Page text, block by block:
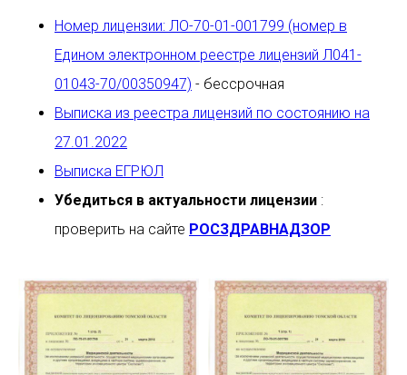
Номер лицензии: ЛО-70-01-001799 (номер в
Едином электронном реестре лицензий Л041-
01043-70/00350947) - бессрочная
Выписка из реестра лицензий по состоянию на
27.01.2022
Выписка ЕГРЮЛ
Убедиться в актуальности лицензии :
проверить на сайте РОСЗДРАВНАДЗОР